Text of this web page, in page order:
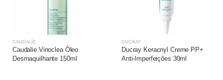
CAUDALÍE
Caudalie Vinoclea Óleo
Desmaquilhante 150ml
DUCRAY
Ducray Keracnyl Creme PP+
Anti-Imperfeições 30ml